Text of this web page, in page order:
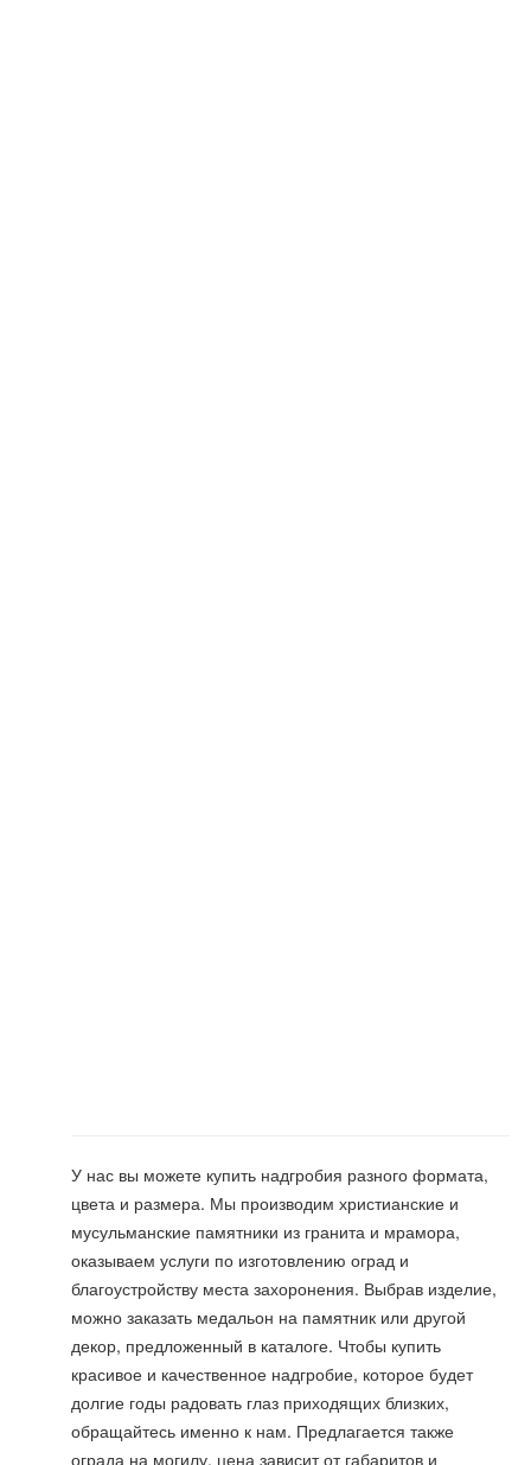
У нас вы можете купить надгробия разного формата,
цвета и размера. Мы производим христианские и
мусульманские памятники из гранита и мрамора,
оказываем услуги по изготовлению оград и
благоустройству места захоронения. Выбрав изделие,
можно заказать медальон на памятник или другой
декор, предложенный в каталоге. Чтобы купить
красивое и качественное надгробие, которое будет
долгие годы радовать глаз приходящих близких,
обращайтесь именно к нам. Предлагается также
ограда на могилу, цена зависит от габаритов и